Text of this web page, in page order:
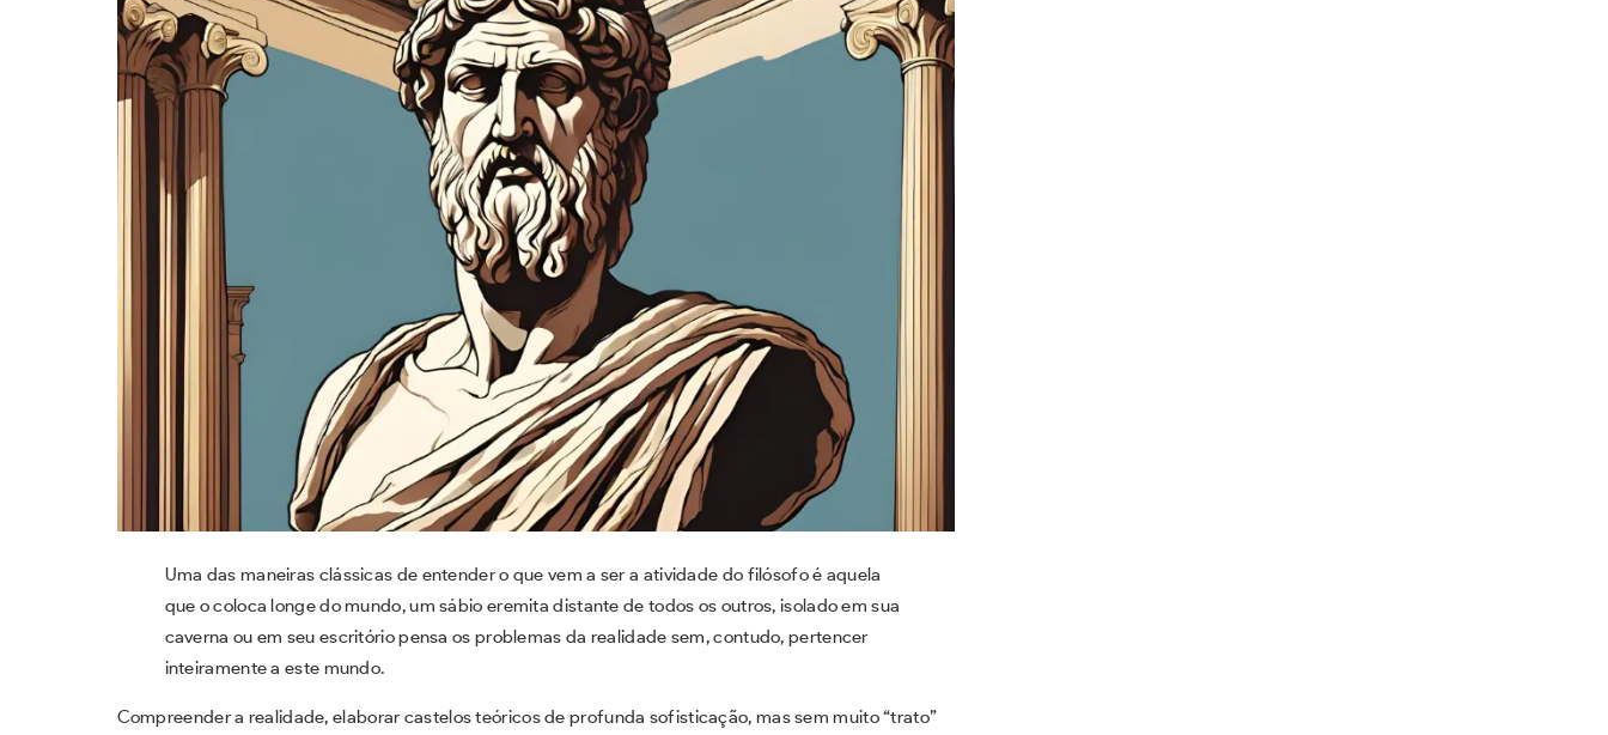
Uma das maneiras clássicas de entender o que vem a ser a atividade do filósofo é aquela
que o coloca longe do mundo, um sábio eremita distante de todos os outros, isolado em sua
caverna ou em seu escritório pensa os problemas da realidade sem, contudo, pertencer
inteiramente a este mundo.
Compreender a realidade, elaborar castelos teóricos de profunda sofisticação, mas sem muito “trato”